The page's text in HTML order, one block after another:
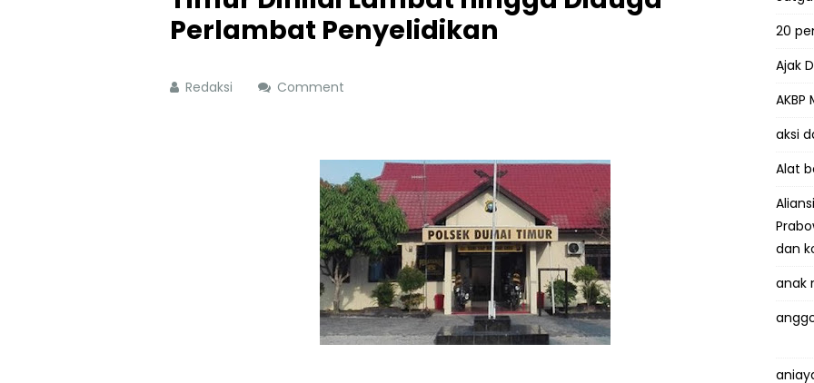
Perlambat Penyelidikan
Redaksi Comment
20
Ajak
AKBP
aksi
Alat
dan
anak